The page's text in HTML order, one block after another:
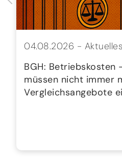
04.08.2026 - Aktuelles
BGH: Betriebskosten
müssen nicht immer
Vergleichsangebote